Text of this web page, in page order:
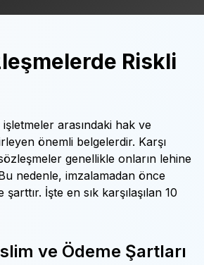
Riskli
arasındaki hak ve
önemli belgelerdir. Karşı
sözleşmeler genellikle onların lehine
nedenle, imzalamadan önce
İşte en sık karşılaşılan 10
ve Ödeme Şartları